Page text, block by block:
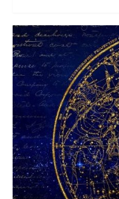
miesiącach
kobiety.
gronie! Na
osobisty mają
także… dzień
których po
Zastanawiasz
szaleją, a
siebie uwagę?
się pod
należysz do